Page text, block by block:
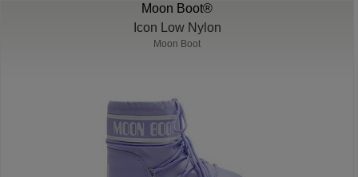
Moon Boot®
Icon Low Nylon
Moon Boot